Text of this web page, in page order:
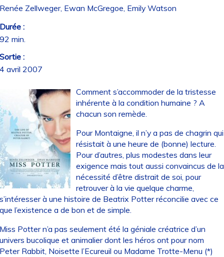
Zellweger, Ewan McGregoe, Emily Watson
:
min.
:
avril 2007
Comment s’accommoder de la tristesse
inhérente à la condition humaine ? A
chacun son remède.
Pour Montaigne, il n’y a pas de chagrin qui
résistait à une heure de (bonne) lecture.
Pour d’autres, plus modestes dans leur
exigence mais tout aussi convaincus de la
nécessité d’être distrait de soi, pour
retrouver à la vie quelque charme,
à une histoire de Beatrix Potter réconcilie avec ce
l’existence a de bon et de simple.
Potter n’a pas seulement été la géniale créatrice d’un
bucolique et animalier dont les héros ont pour nom
Rabbit, Noisette l’Ecureuil ou Madame Trotte-Menu (*)